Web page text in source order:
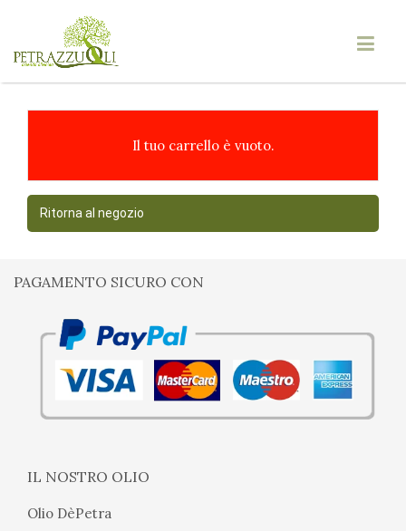
Il tuo carrello è vuoto.
Ritorna al negozio
PAGAMENTO SICURO CON
IL NOSTRO OLIO
Olio DèPetra